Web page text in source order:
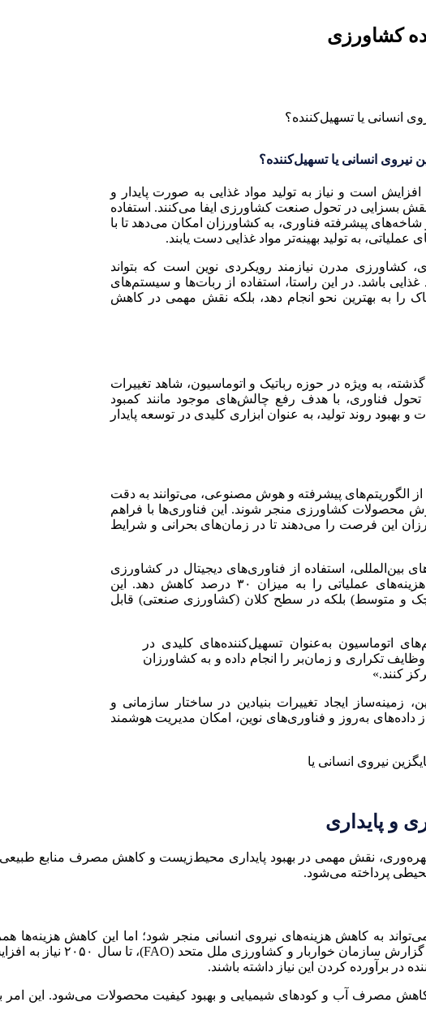
کشاورزی
نیروی انسانی یا تسهیل‌کننده؟
است و نیاز به تولید مواد غذایی به صورت پایدار و
بسزایی در تحول صنعت کشاورزی ایفا می‌کنند. استفاده
پیشرفته فناوری، به کشاورزان امکان می‌دهد تا با
به تولید بهینه‌تر مواد غذایی دست یابند.
کشاورزی مدرن نیازمند رویکردی نوین است که بتواند
باشد. در این راستا، استفاده از ربات‌ها و سیستم‌های
را به بهترین نحو انجام دهد، بلکه نقش مهمی در کاهش
به ویژه در حوزه رباتیک و اتوماسیون، شاهد تغییرات
فناوری، با هدف رفع چالش‌های موجود مانند کمبود
بهبود روند تولید، به عنوان ابزاری کلیدی در توسعه پایدار
الگوریتم‌های پیشرفته و هوش مصنوعی، می‌توانند به دقت
محصولات کشاورزی منجر شوند. این فناوری‌ها با فراهم
این فرصت را می‌دهند تا در زمان‌های بحرانی و شرایط
استفاده از فناوری‌های دیجیتال در کشاورزی
می‌تواند بهره‌وری را تا ۲۰ درصد افزایش داده و هزینه‌های عملیاتی را به میزان ۳۰ درصد کاهش دهد. این
و متوسط) بلکه در سطح کلان (کشاورزی صنعتی) قابل
اتوماسیون به‌عنوان تسهیل‌کننده‌های کلیدی در
تکراری و زمان‌بر را انجام داده و به کشاورزان
کنند.»
زمینه‌ساز ایجاد تغییرات بنیادین در ساختار سازمانی و
به‌روز و فناوری‌های نوین، امکان مدیریت هوشمند
و پایداری
نقش مهمی در بهبود پایداری محیط‌زیست و کاهش مصرف منابع طبیعی
پرداخته می‌شود.
به کاهش هزینه‌های نیروی انسانی منجر شود؛ اما این کاهش هزینه‌ها
در برآورده کردن این نیاز داشته باشند.
مصرف آب و کودهای شیمیایی و بهبود کیفیت محصولات می‌شود. این امر